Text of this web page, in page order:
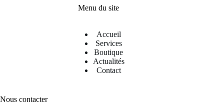
Menu du site
Accueil
Services
Boutique
Actualités
Contact
Nous contacter